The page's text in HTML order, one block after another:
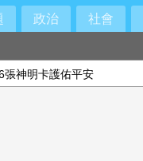
政治 社會
神明卡護佑平安